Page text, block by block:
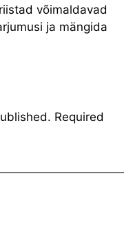
võimaldavad
ja mängida
Required